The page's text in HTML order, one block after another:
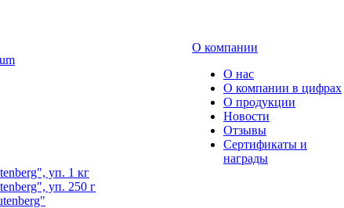
уп. 1 кг
уп. 250 г
О компании
О нас
О компании в цифрах
О продукции
Новости
Отзывы
Сертификаты и
награды